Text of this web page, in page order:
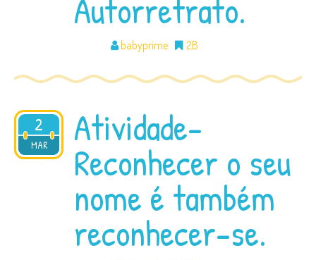
Autorretrato.
babyprime 2B
2
MAR
2018 Atividade-
Reconhecer o seu
nome é também
reconhecer-se.